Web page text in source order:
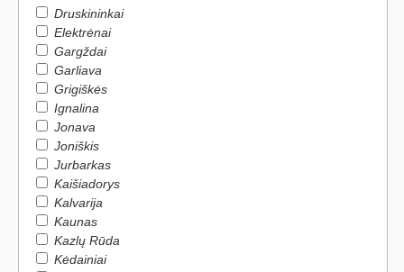
Druskininkai
Elektrėnai
Gargždai
Garliava
Grigiškės
Ignalina
Jonava
Joniškis
Jurbarkas
Kaišiadorys
Kalvarija
Kaunas
Kazlų Rūda
Kėdainiai